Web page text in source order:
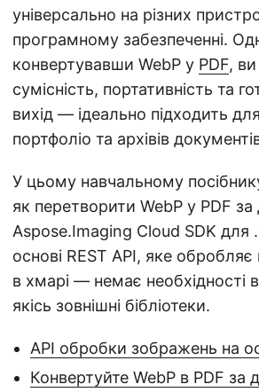
універсально на різних
програмному забезпеченні.
конвертувавши WebP у PDF,
сумісність, портативність та
вихід — ідеально підходить для
портфоліо та архівів
У цьому навчальному
як перетворити WebP у PDF
Aspose.Imaging Cloud SDK для
основі REST API, яке
в хмарі — немає необхідності
якісь зовнішні бібліотеки.
API обробки зображень на
Конвертуйте WebP в PDF